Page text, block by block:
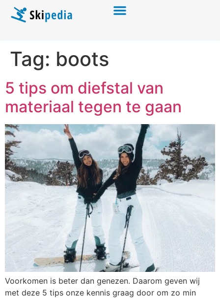
Tag: boots
5 tips om diefstal van
materiaal tegen te gaan
Voorkomen is beter dan genezen. Daarom geven wij
met deze 5 tips onze kennis graag door om zo min